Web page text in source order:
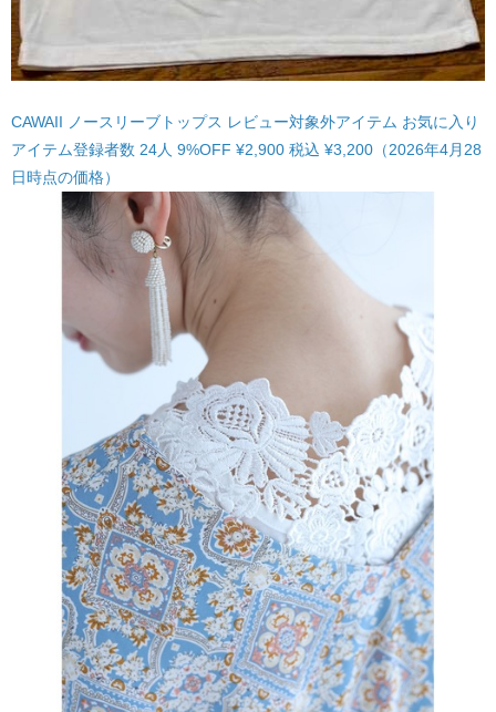
CAWAII ノースリーブトップス レビュー対象外アイテム お気に入り
アイテム登録者数 24人 9%OFF ¥2,900 税込 ¥3,200（2026年4月28
日時点の価格）